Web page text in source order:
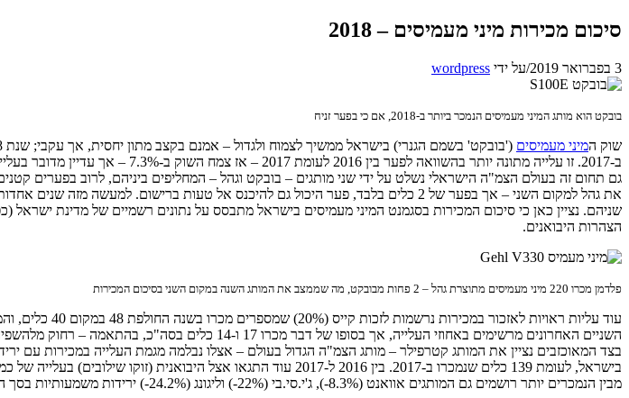
סיכום מכירות מיני מעמיסים – 2018
3 בפברואר 2019 /על ידי wordpress
בובקט הוא מותג המיני מעמיסים הנמכר ביותר ב-2018, אם כי בפער זניח
שוק המיני מעמיסים
ב-2017. זו עלייה מתונה יותר בהשוואה לפער בין 2016 לעומת 2017 – אז צמח השוק ב-7.3% – אך עדיין מדובר בעלייה משמעותית הממשיכה מגמה ברורה.
גם תחום זה בעולם הצמ"ה הישראלי נשלט על ידי שני מותגים – בובקט וגהל – המחליפים ביניהם, לרוב בפערים
את גהל למקום השני – אך בפער של 2 כלים בלבד, פער היכול גם להיכנס אל טעות ברישום.
שניהם. נציין כאן כי סיכום המכירות בסגמנט המיני מעמיסים בישראל מתבסס על נתונים רשמיים של מדינת ישראל
הצהרות היבואנים.
פלדמן מכרו 220 מיני מעמיסים מתוצרת גהל – 2 פחות מבובקט, מה שממצב את המותג השנה במקום השני בסיכום המכירות
השניים האחרונים מרשימים באחוזי העלייה, אך בסופו של דבר מכרו 17 ו-14 כלים בסה"כ, בהתאמה – רחוק מלהשפיע על המיקומים בפסגה.
בישראל, לעומת 139 כלים שנמכרו ב-2017. בין 2016 ל-2017 עוד התגאו אצל היבואנית (זוקו שילובים) בעלייה של כמעט 8% במכירות.
מבין הנמכרים יותר רושמים גם המותגים אוואנט (8.3%-), ג'י.סי.בי (22%-) וליגונג (24.2%-) ירידות משמעותיות בסך המכירות, לבטח באחוזים בהשוואה לשנה/שנים קודמות.